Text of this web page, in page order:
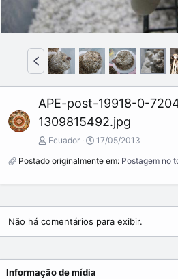
A
n
r
r
APE-post-19918-0-
1309815492.jpg
Ecuador
17/05/2013
Postado originalmente em: Postagem no
Não há comentários para exibir.
Informação de mídia